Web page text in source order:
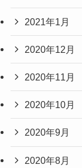
2021年1月
2020年12月
2020年11月
2020年10月
2020年9月
2020年8月